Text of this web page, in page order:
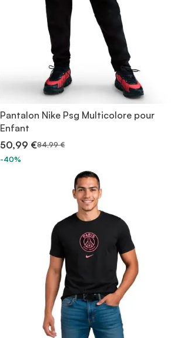
Pantalon Nike Psg Multicolore pour
Enfant
50,99 €84,99 €
-40%